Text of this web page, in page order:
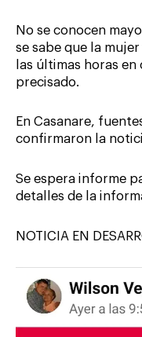
No se conocen
se sabe que la
las últimas horas
precisado.
En Casanare,
confirmaron la
Se espera informe
detalles de la
NOTICIA EN